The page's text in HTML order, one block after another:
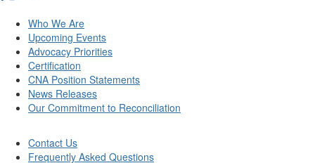
Who We Are
Upcoming Events
Advocacy Priorities
Certification
CNA Position Statements
News Releases
Our Commitment to Reconciliation
Contact Us
Frequently Asked Questions